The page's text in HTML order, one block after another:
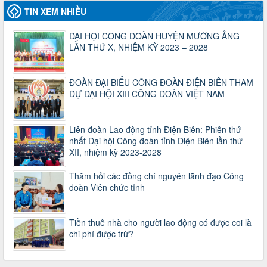
Thời gian đăng: 06/01/2025
lượt xem: 1067 | lượt tải:437
47-TTCĐ/BTGTU
Thông tin chuyên đề: Một số nôi dung về sắp xếp tổ chức bộ
máy của hệ thống chính trị tinh gọn, hoạt động hiệu lực, hiệu
quả
Thời gian đăng: 25/12/2024
lượt xem: 1225 | lượt tải:339
37/HD-TLĐ
Hướng dẫn Công đoàn với việc tổ chức và hoạt động của
Ban Thanh tra Nhân dân
Thời gian đăng: 27/12/2024
lượt xem: 4950 | lượt tải:1353
35/HD-TLĐ
Hướng dẫn thực hiện một số nội dung chi liên quan đến
công tác kiểm tra, giám sát tại Công đoàn cơ sở
Thời gian đăng: 27/12/2024
lượt xem: 2075 | lượt tải:508
50/2024/QH/15
Luật Công đoàn 2024
Thời gian đăng: 25/12/2024
TIN XEM NHIỀU
ĐẠI HỘI CÔNG ĐOÀN HUYỆN MƯỜNG ẢNG
LẦN THỨ X, NHIỆM KỲ 2023 – 2028
ĐOÀN ĐẠI BIỂU CÔNG ĐOÀN ĐIỆN BIÊN THAM
DỰ ĐẠI HỘI XIII CÔNG ĐOÀN VIỆT NAM
Liên đoàn Lao động tỉnh Điện Biên: Phiên thứ
nhất Đại hội Công đoàn tỉnh Điện Biên lần thứ
XII, nhiệm kỳ 2023-2028
Thăm hỏi các đồng chí nguyên lãnh đạo Công
đoàn Viên chức tỉnh
Tiền thuê nhà cho người lao động có được coi là
chi phí được trừ?